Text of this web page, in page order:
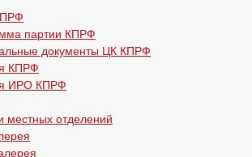
партии КПРФ
документы ЦК КПРФ
КПРФ
ИРО КПРФ
местных отделений